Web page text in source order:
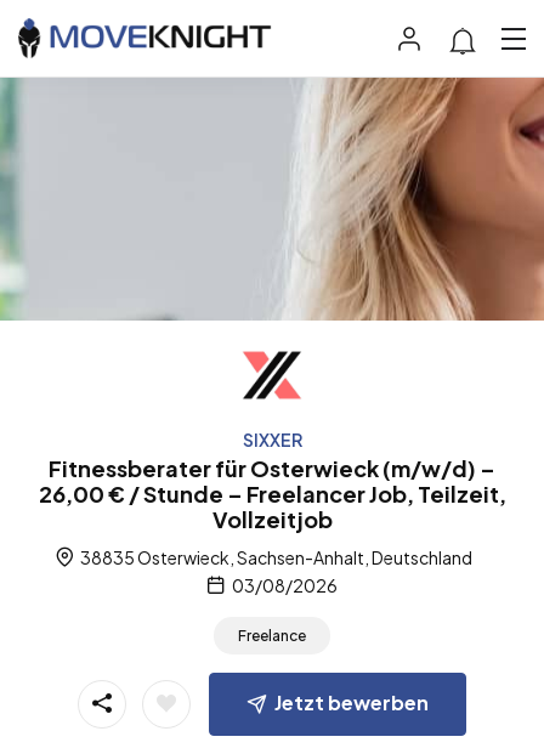
SIXXER
Fitnessberater für Osterwieck (m/w/d) –
26,00 € / Stunde – Freelancer Job, Teilzeit,
Vollzeitjob
38835 Osterwieck, Sachsen-Anhalt, Deutschland
03/08/2026
Freelance
Jetzt bewerben